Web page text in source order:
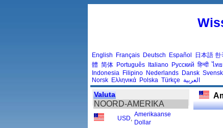
English Français Deutsch Español 日本語 한
體 简体 Português Italiano Русский हिन्दी ไทย
Indonesia Filipino Nederlands Dansk
Norsk Ελληνικά Polska Türkçe العربية
Valuta
NOORD-AMERIKA
USD
Amerikaanse
Dollar